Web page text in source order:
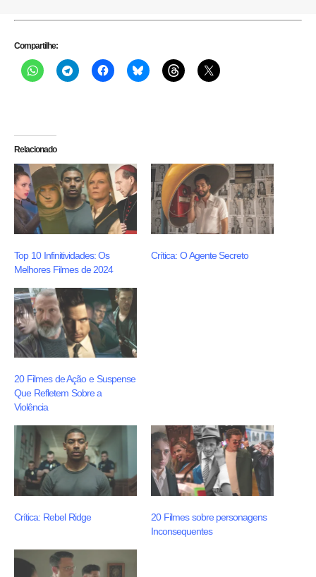
Compartilhe:
Relacionado
Top 10 Infinitividades: Os
Melhores Filmes de 2024
Crítica: O Agente Secreto
20 Filmes de Ação e Suspense
Que Refletem Sobre a
Violência
Crítica: Rebel Ridge
20 Filmes sobre personagens
Inconsequentes